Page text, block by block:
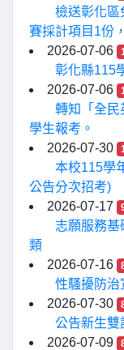
檢送彰化區
賽採計項目1份
2026-07-06
彰化縣115
2026-07-06
轉知「全民
學生報考。
2026-07-30
本校115學
公告分次招考)
2026-07-17
志願服務基
類
2026-07-16
性騷擾防治
2026-07-30
公告新生雙
2026-07-09